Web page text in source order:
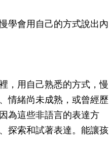
學會用自己的方式說出內
，用自己熟悉的方式，慢
情緒尚未成熟，或曾經歷
為這些非語言的表達方
探索和試著表達。能讓孩